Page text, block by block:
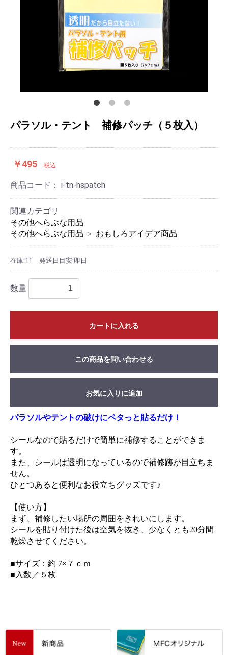
パラソル・テント 補修パッチ（５枚入）
￥495 税込
商品コード： i-tn-hspatch
関連カテゴリ
その他へらぶな用品
その他へらぶな用品 ＞ おもしろアイデア商品
在庫:11 発送日目安:即日
数量
カートに入れる
この商品を問い合わせる
お気に入りに追加
パラソルやテントの破けにペタっと貼るだけ！
シールなので貼るだけで簡単に補修することができま
す。
また、シールは透明になっているので補修跡が目立ちま
せん。
ひとつあると便利なお役立ちグッズです♪
【使い方】
まず、補修したい場所の周囲をきれいにします。
シールを貼り付けた後は空気を抜き、少なくとも20分間
乾燥させてください。
■サイズ：約 7×７ｃｍ
■入数／５枚